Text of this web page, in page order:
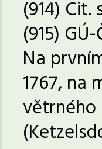
(914)
(915)
Na
1767, na
větrného